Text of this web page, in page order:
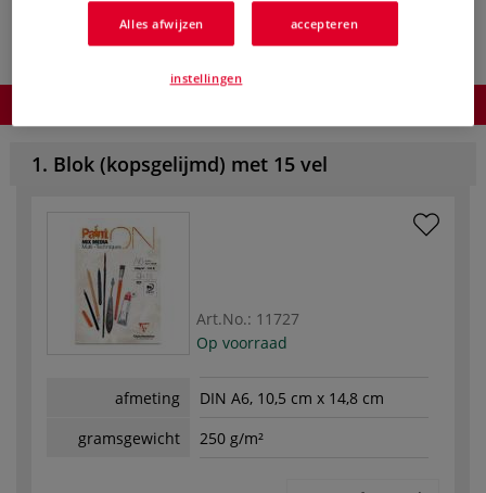
1. Blok (kopsgelijmd) met 15 vel
Art.No.: 11727
Op voorraad
afmeting
DIN A6, 10,5 cm x 14,8 cm
gramsgewicht
250 g/m²
Alles afwijzen accepteren
instellingen